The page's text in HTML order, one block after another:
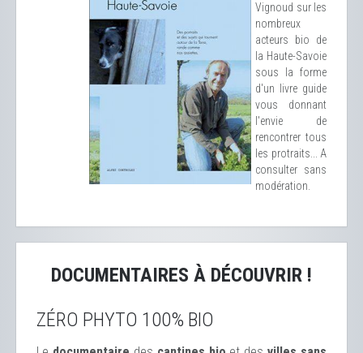
Vignoud sur les
nombreux
acteurs bio de
la Haute-Savoie
sous la forme
d'un livre guide
vous donnant
l'envie de
rencontrer tous
les protraits... A
consulter sans
modération.
DOCUMENTAIRES À DÉCOUVRIR !
ZÉRO PHYTO 100% BIO